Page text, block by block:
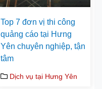
Top 7 đơn vị thi công
quảng cáo tại Hưng
Yên chuyên nghiệp, tận
tâm
Dịch vụ tại Hưng Yên